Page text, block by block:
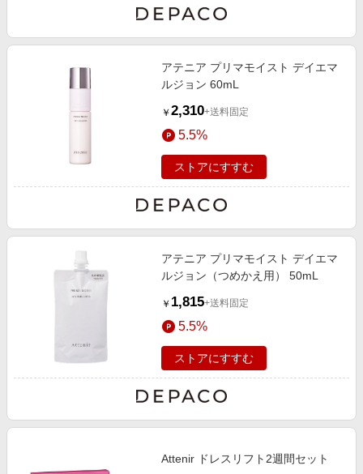
アテニア プリマモイスト デイエマ
ルジョン 60mL
￥ 2,310+送料固定
5.5%
ストアにすすむ
アテニア プリマモイスト デイエマ
ルジョン（つめかえ用） 50mL
￥ 1,815+送料固定
5.5%
ストアにすすむ
Attenir ドレスリフト2週間セット